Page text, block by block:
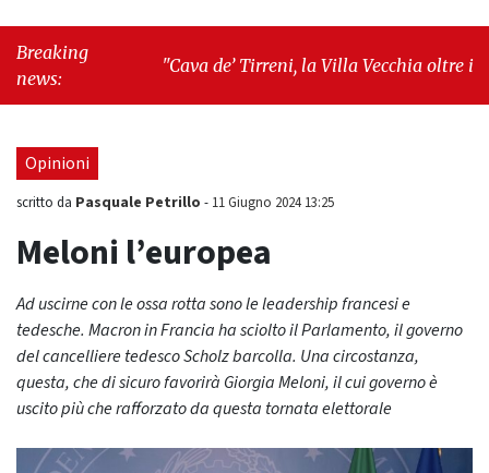
Breaking
news:
"Cava de’ Tirreni, la Villa Vecchia oltre i
Opinioni
scritto da Pasquale Petrillo - 11 Giugno 2024 13:25
Meloni l’europea
Ad uscirne con le ossa rotta sono le leadership francesi e
tedesche. Macron in Francia ha sciolto il Parlamento, il governo
del cancelliere tedesco Scholz barcolla. Una circostanza,
questa, che di sicuro favorirà Giorgia Meloni, il cui governo è
uscito più che rafforzato da questa tornata elettorale